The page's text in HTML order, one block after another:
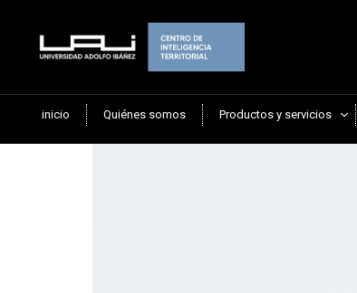
inicio Quiénes somos Productos y servicios